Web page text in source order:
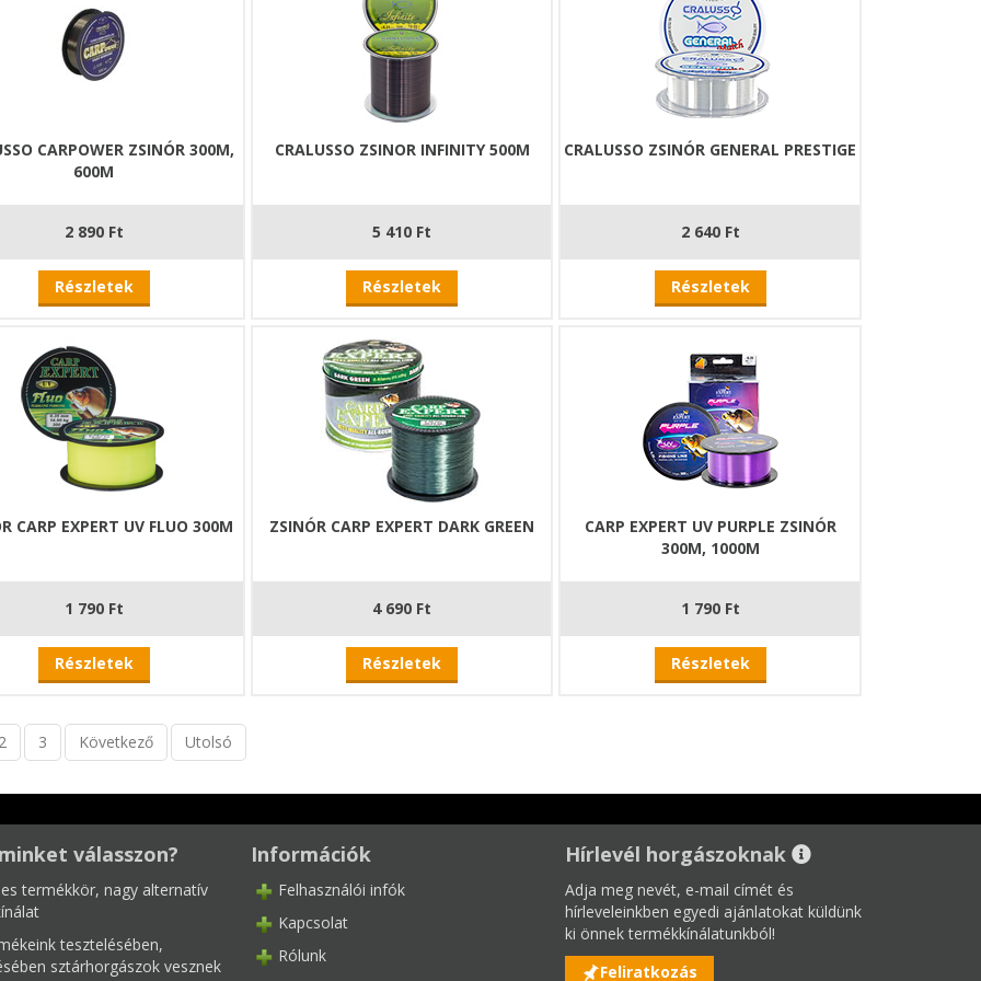
CARPOWER ZSINÓR 300M,
600M
2 890 Ft
Részletek
CRALUSSO ZSINOR INFINITY 500M
5 410 Ft
Részletek
CRALUSSO ZSINÓR GENERAL PRESTIGE
2 640 Ft
Részletek
CARP EXPERT UV FLUO 300M
1 790 Ft
Részletek
ZSINÓR CARP EXPERT DARK GREEN
4 690 Ft
Részletek
CARP EXPERT UV PURPLE ZSINÓR
300M, 1000M
1 790 Ft
Részletek
3 Következő Utolsó
válasszon?
termékkör, nagy alternatív
tesztelésében,
sztárhorgászok vesznek
Információk
Felhasználói infók
Kapcsolat
Rólunk
Hírlevél horgászoknak
Adja meg nevét, e-mail címét és
hírleveleinkben egyedi ajánlatokat küldünk
ki önnek termékkínálatunkból!
Feliratkozás